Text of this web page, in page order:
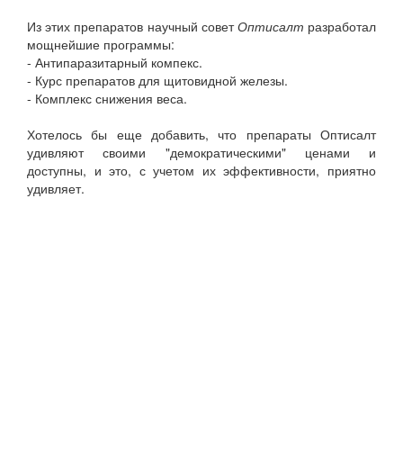
Из этих препаратов научный советОптисалт разработал
мощнейшие программы:
- Антипаразитарный компекс.
- Курс препаратов для щитовидной железы.
- Комплекс снижения веса.
Хотелось бы еще добавить, что препараты Оптисалт
удивляют своими "демократическими" ценами и
доступны, и это, с учетом их эффективности, приятно
удивляет.